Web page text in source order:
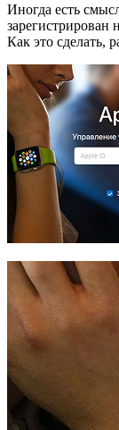
Иногда есть
зарегистрирован
Как это сделать,